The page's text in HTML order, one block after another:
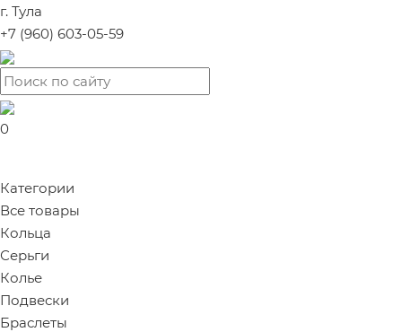
г. Тула
+7 (960) 603-05-59
0
Категории
Все товары
Кольца
Серьги
Колье
Подвески
Браслеты